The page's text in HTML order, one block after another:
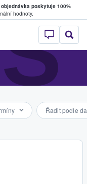
objednávka poskytuje 100%
hodnoty.
StubHub –
vstupenky
Řadit podle